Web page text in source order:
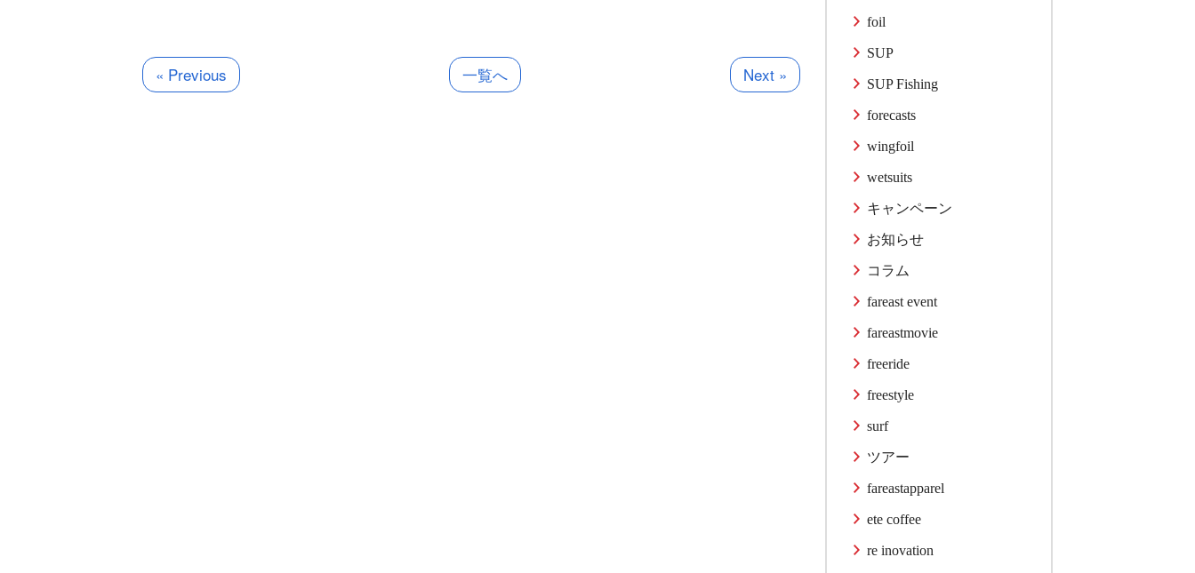
« Previous 一覧へ Next »
foil
SUP
SUP Fishing
forecasts
wingfoil
wetsuits
キャンペーン
お知らせ
コラム
fareast event
fareastmovie
freeride
freestyle
surf
ツアー
fareastapparel
ete coffee
re inovation